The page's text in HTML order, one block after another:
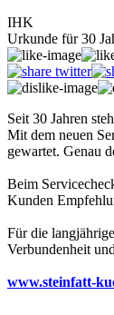
IHK
Urkunde für 30
Seit 30 Jahren
Mit dem neuen
gewartet. Genau
Beim
Kunden
Für die
Verbundenheit
www.steinfatt-